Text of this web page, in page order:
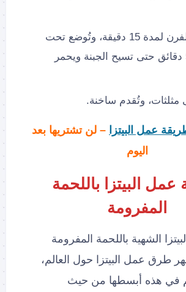
تدخل العجينة الفرن لمدة 15 دقيقة، وتُوضع تحت
الشواية لمدة 5 دقائق حتى تسيح الجبنة ويحمر
مثلثات، وتُقدم ساخنة.
عمل البيتزا
– لن تشتريها بعد
اليوم
البيتزا باللحمة
المفرومة
الشهية باللحمة المفرومة
طرق عمل البيتزا حول العالم،
في هذه أبسطها من حيث